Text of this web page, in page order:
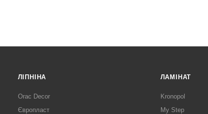
ЛІПНІНА
Orac Decor
Європласт
ЛАМІНАТ
Kronopol
My Step